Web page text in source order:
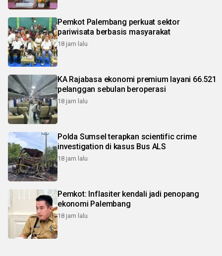
Pemkot Palembang perkuat sektor
pariwisata berbasis masyarakat
18 jam lalu
KA Rajabasa ekonomi premium layani 66.521
pelanggan sebulan beroperasi
18 jam lalu
Polda Sumsel terapkan scientific crime
investigation di kasus Bus ALS
18 jam lalu
Pemkot: Inflasiter kendali jadi penopang
ekonomi Palembang
18 jam lalu